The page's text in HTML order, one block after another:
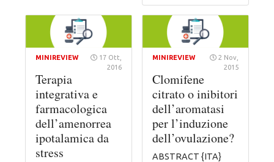
MINIREVIEW
17 Ott,
2016
Terapia
integrativa e
farmacologica
dell’amenorrea
ipotalamica da
stress
MINIREVIEW
2 Nov,
2015
Clomifene
citrato o inibitori
dell’aromatasi
per l’induzione
dell’ovulazione?
ABSTRACT {ITA}